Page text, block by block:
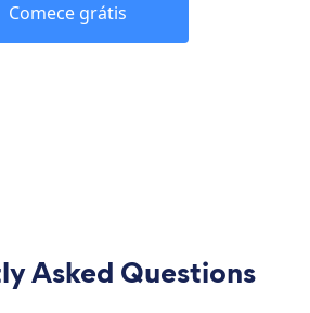
Comece grátis
Asked Questions